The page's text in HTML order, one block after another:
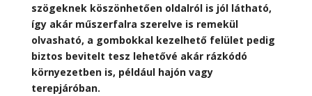
szögeknek köszönhetően oldalról is jól látható,
így akár műszerfalra szerelve is remekül
olvasható, a gombokkal kezelhető felület pedig
biztos bevitelt tesz lehetővé akár rázkódó
környezetben is, például hajón vagy
terepjáróban.